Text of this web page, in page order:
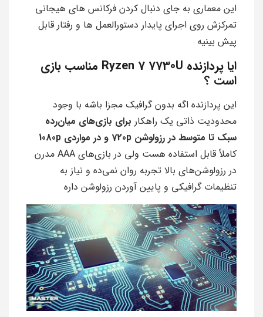
این معماری به جای دنبال کردن فرکانس های هیجانی
تمرکزش روی اجرای پایدار دستورالعمل ها و رفتار قابل
پیش بینیه
ایا پردازنده Ryzen 7 7730U مناسب بازی
است ؟
این پردازنده اگه بدون گرافیک مجزا باشه با وجود
محدودیت ذاتی یک راهکار برای بازی‌های میان‌رده
سبک تا متوسط در رزولوشن 720p و در مواردی 1080p
کاملاً قابل استفاده هست ولی در بازی‌های AAA مدرن
در رزولوشن‌های بالا تجربه روان نمی‌ده و نیاز به
تنظیمات گرافیکی و پایین آوردن رزولوشن داره